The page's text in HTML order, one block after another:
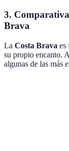
3.
Brava
La Costa Brava es
su propio encanto.
algunas de las más